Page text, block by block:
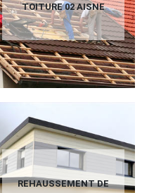
TOITURE 02 AISNE
REHAUSSEMENT DE